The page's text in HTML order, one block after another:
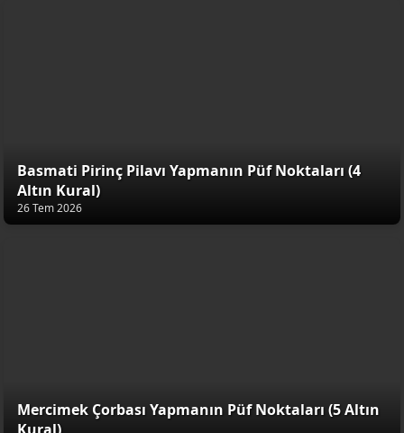
Basmati Pirinç Pilavı Yapmanın Püf Noktaları (4
Altın Kural)
26 Tem 2026
Mercimek Çorbası Yapmanın Püf Noktaları (5 Altın
Kural)